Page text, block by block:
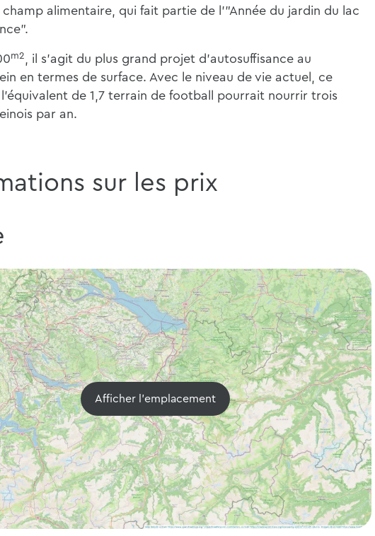
alimentaire, qui fait partie de l'"Année du jardin du lac
m2
, il s'agit du plus grand projet d'autosuffisance au
en termes de surface. Avec le niveau de vie actuel, ce
de 1,7 terrain de football pourrait nourrir trois
par an.
sur les prix
Afficher l'emplacement